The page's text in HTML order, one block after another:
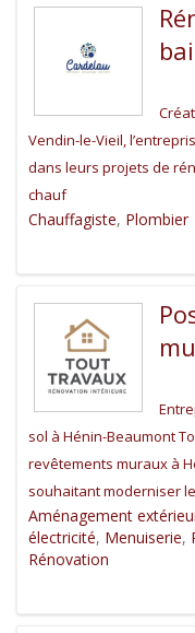
Vendin-le-Vieil,
dans leurs projets de
chauf
Chauffagiste, Plombier
sol à Hénin-Beaumont
revêtements muraux à
souhaitant moderniser
Aménagement
électricité, Menuiserie,
Rénovation